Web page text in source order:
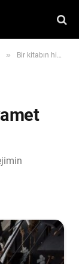
» Bir kitabın hikâyesi: Kıyamet Kapitalizmi